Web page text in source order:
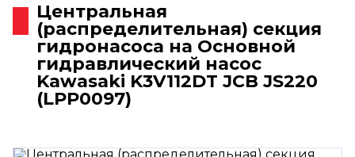
ЦЕНЫ
КОНТАКТЫ
Центральная
(распределительная) секция
гидронасоса на Основной
гидравлический насос
Kawasaki K3V112DT JCB JS220
(LPP0097)